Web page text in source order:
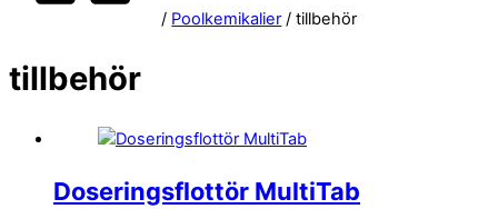
/ Poolkemikalier / tillbehör
tillbehör
Doseringsflottör MultiTab